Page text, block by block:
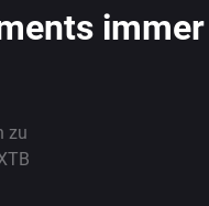
immer
zu